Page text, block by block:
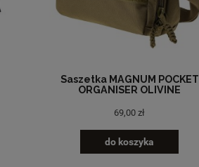
Saszetka MAGNUM POCKET
ORGANISER OLIVINE
69,00 zł
do koszyka